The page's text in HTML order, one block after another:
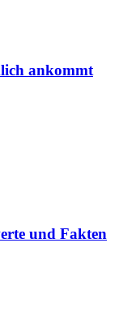
ankommt
und Fakten